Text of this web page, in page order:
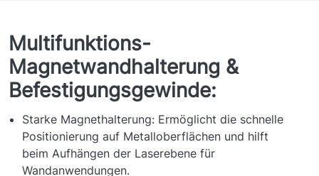
Multifunktions-
Magnetwandhalterung &
Befestigungsgewinde:
Starke Magnethalterung: Ermöglicht die schnelle
Positionierung auf Metalloberflächen und hilft
beim Aufhängen der Laserebene für
Wandanwendungen.